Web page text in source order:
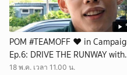
POM #TEAMOFF ❤️ in
Ep.6: DRIVE THE RUNWAY with
TOYOTA YARIS CROSS ✨🛞💨
18 พ.ค. เวลา 11.00 น.